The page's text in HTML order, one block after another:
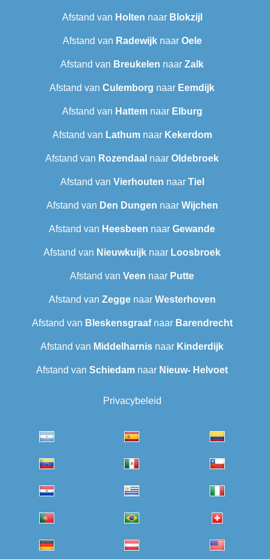
Afstand van Holten naar Blokzijl
Afstand van Radewijknaar Oele
Afstand van Breukelen naar Zalk
Afstand van Culemborg naar Eemdijk
Afstand van Hattemnaar Elburg
Afstand van Lathumnaar Kekerdom
Afstand van Rozendaal naar Oldebroek
Afstand van Vierhouten naar Tiel
Afstand van Den Dungen naar Wijchen
Afstand van Heesbeen naar Gewande
Afstand van Nieuwkuijk naar Loosbroek
Afstand van Veen naar Putte
Afstand van Zeggenaar Westerhoven
Afstand van Bleskensgraafnaar Barendrecht
Afstand van Middelharnis naar Kinderdijk
Afstand van Schiedam naar Nieuw- Helvoet
Privacybeleid